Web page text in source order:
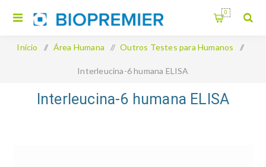
0
Início / Área Humana / Outros Testes para Humanos /
Interleucina-6 humana ELISA
Interleucina-6 humana ELISA